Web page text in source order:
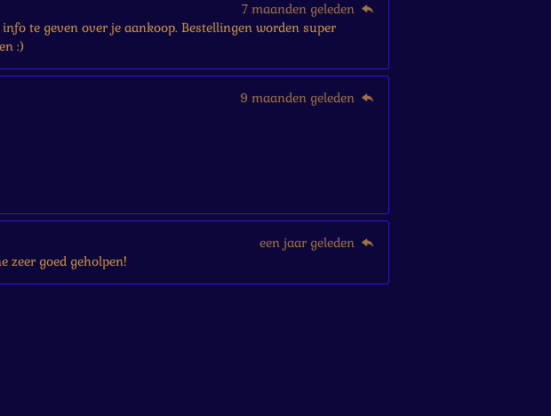
7 maanden geleden
te geven over je aankoop. Bestellingen worden super
:)
9 maanden geleden
een jaar geleden
zeer goed geholpen!